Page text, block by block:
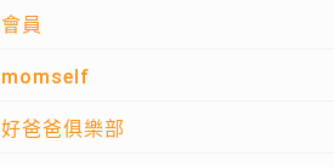
會員
momself
好爸爸俱樂部